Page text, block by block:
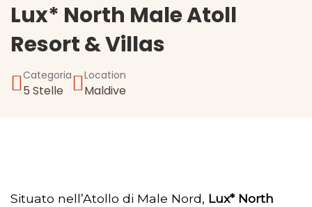
Lux* North Male Atoll
Resort & Villas
Categoria
5 Stelle
Location
Maldive
Situato nell’Atollo di Male Nord, Lux* North